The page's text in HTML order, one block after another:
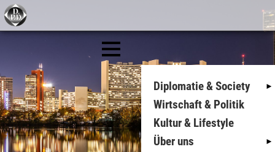
Diplomatie & Society
Wirtschaft & Politik
Kultur & Lifestyle
Über uns